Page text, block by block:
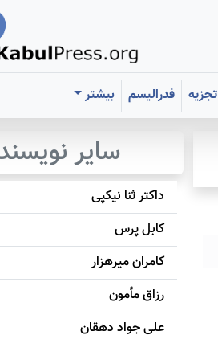
تجزیه فدرالیسم بیشتر
سایر
داکتر ثنا نیکپی
کابل پرس
کامران میرهزار
رزاق مأمون
علی جواد دهقان